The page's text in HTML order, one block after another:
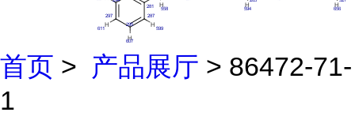
首页 > 产品展厅 > 86472-71-
1